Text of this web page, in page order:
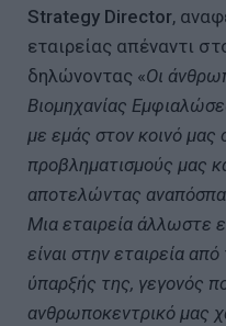
Strategy Director,
εταιρείας απέναντι
δηλώνοντας «Οι
Βιομηχανίας
με εμάς στον κοινό μας
προβληματισμούς μας
αποτελώντας
Μια εταιρεία άλλωστε
είναι στην εταιρεία
ύπαρξής της, γεγονός
ανθρωποκεντρικό μας